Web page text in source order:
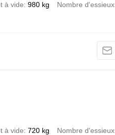
à vide 980 kg Nombre d'essieux
à vide 720 kg Nombre d'essieux